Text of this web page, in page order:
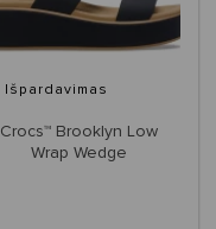
Išpardavimas
Crocs™ Brooklyn Low
Wrap Wedge